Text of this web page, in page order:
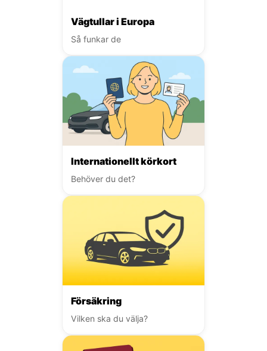
Vägtullar i Europa
Så funkar de
Internationellt körkort
Behöver du det?
Försäkring
Vilken ska du välja?